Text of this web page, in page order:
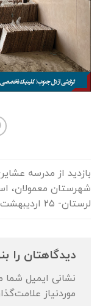
بازدید از مدرسه
شهرستان معمولان،
لرستان- ۲۵ اردیبهشت‌ماه ۱۴۰۴
دیدگاهتان را
نشانی ایمیل
موردنیاز